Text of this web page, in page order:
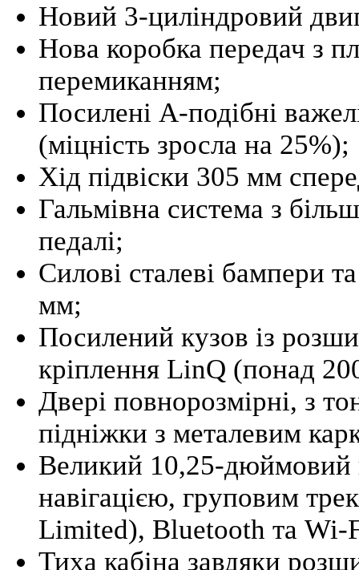
Новий 3-циліндровий
Нова коробка передач з
перемиканням;
Посилені А-подібні
(міцність зросла на 25%);
Хід підвіски 305 мм
Гальмівна система з
педалі;
Силові сталеві бампери
мм;
Посилений кузов із
кріплення LinQ (понад
Двері повнорозмірні, з
підніжки з металевим
Великий 10,25-дюймовий
навігацією, груповим
Limited), Bluetooth та Wi-
Тиха кабіна завдяки